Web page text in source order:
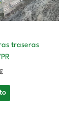
traseras